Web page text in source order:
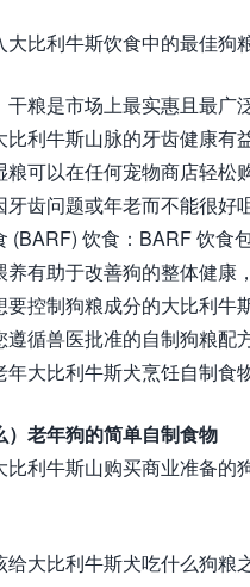
比利牛斯饮食中的最佳狗
干粮是市场上最实惠且最
利牛斯山脉的牙齿健康有
粮可以在任何宠物商店轻
齿问题或年老而不能很好
(BARF) 饮食：BARF 饮食
有助于改善狗的整体健康
要控制狗粮成分的大比利
循兽医批准的自制狗粮配
大比利牛斯犬烹饪自制食
）老年狗的简单自制食物
比利牛斯山购买商业准备
大比利牛斯犬吃什么狗粮